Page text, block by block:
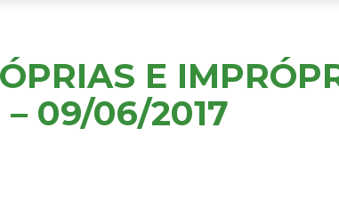
E
– 09/06/2017